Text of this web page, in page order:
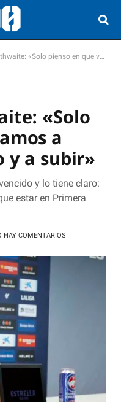
pienso en que vamos a ganar el partido y a subir»
«Solo
a
y a subir»
y lo tiene claro:
estar en Primera
HAY COMENTARIOS